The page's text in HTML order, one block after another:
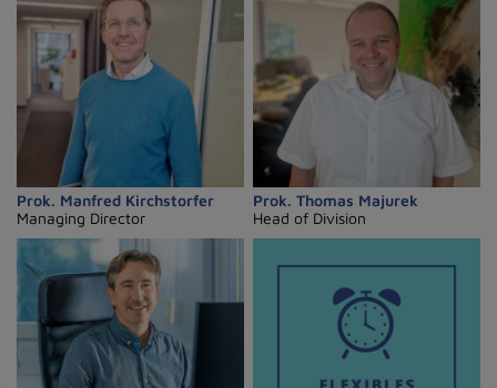
Prok. Manfred Kirchstorfer
Managing Director
Prok. Thomas Majurek
Head of Division